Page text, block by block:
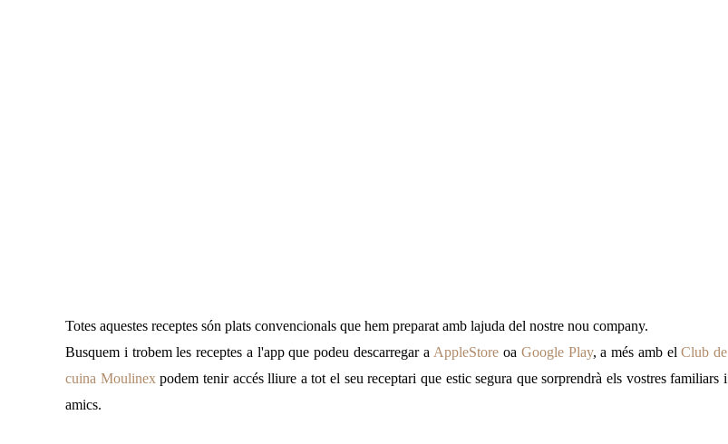
Totes aquestes receptes són plats convencionals que hem preparat amb lajuda del nostre nou company.
Busquem i trobem les receptes a l'app que podeu descarregar a AppleStore oa Google Play, a més amb elClub de
cuina Moulinexpodem tenir accés lliure a tot el seu receptari que estic segura que sorprendrà els vostres familiars i
amics.